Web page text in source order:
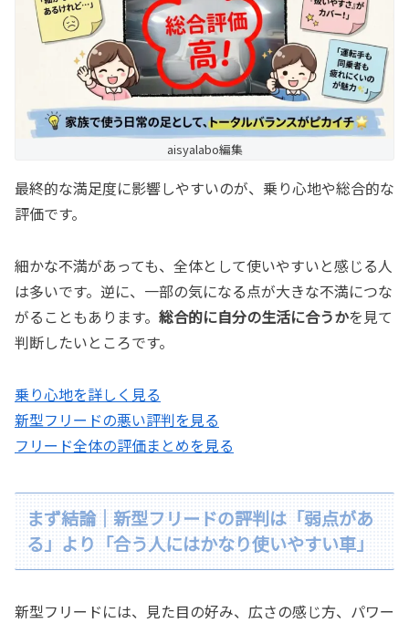
aisyalabo編集
最終的な満足度に影響しやすいのが、乗り心地や総合的な
評価です。
細かな不満があっても、全体として使いやすいと感じる人
は多いです。逆に、一部の気になる点が大きな不満につな
がることもあります。 総合的に自分の生活に合うかを見て
判断したいところです。
乗り心地を詳しく見る
新型フリードの悪い評判を見る
フリード全体の評価まとめを見る
まず結論｜新型フリードの評判は「弱点があ
る」より「合う人にはかなり使いやすい車」
新型フリードには、見た目の好み、広さの感じ方、パワー